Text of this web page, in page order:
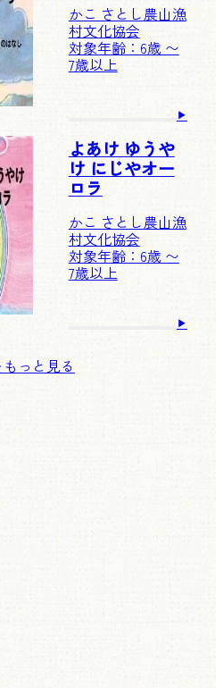
かこ さとし農山漁
村文化協会
対象年齢：6歳 〜
7歳以上
よあけ ゆうや
け にじやオー
ロラ
かこ さとし農山漁
村文化協会
対象年齢：6歳 〜
7歳以上
っと見る